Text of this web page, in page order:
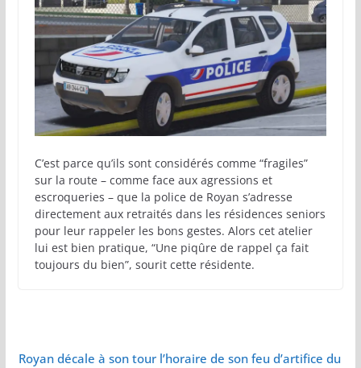
C’est parce qu’ils sont considérés comme “fragiles”
sur la route – comme face aux agressions et
escroqueries – que la police de Royan s’adresse
directement aux retraités dans les résidences seniors
pour leur rappeler les bons gestes. Alors cet atelier
lui est bien pratique, “Une piqûre de rappel ça fait
toujours du bien”, sourit cette résidente.
Royan décale à son tour l’horaire de son feu d’artifice du